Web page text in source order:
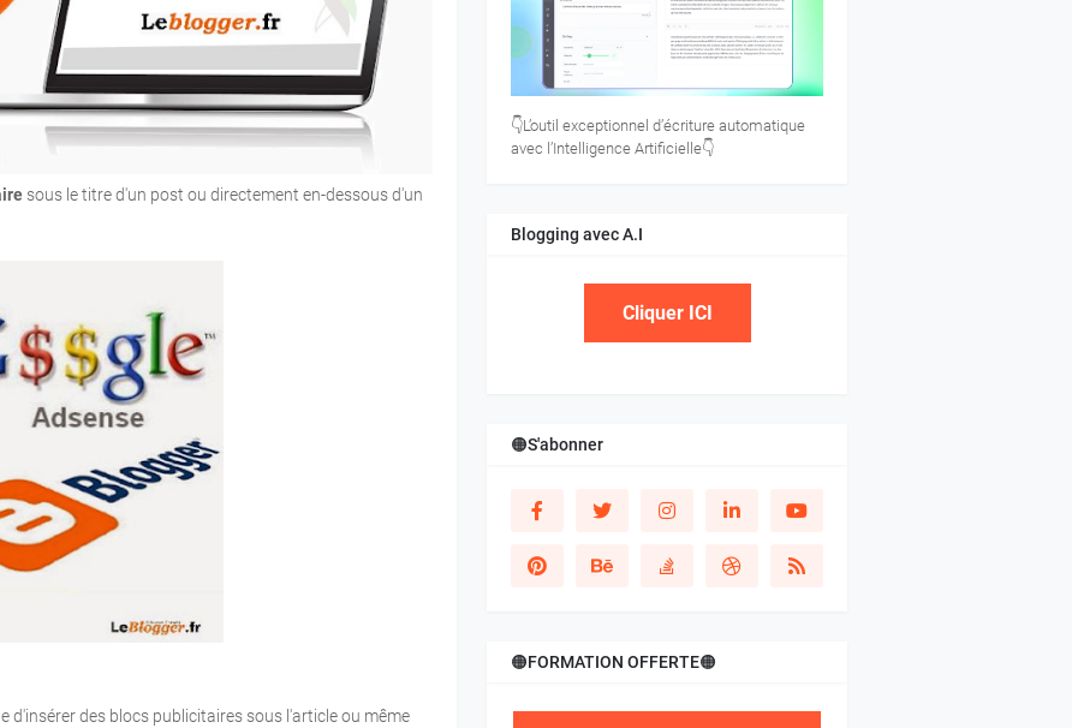
sous le titre d'un post ou directement en-dessous d'un
d'insérer des blocs publicitaires sous l'article ou même
👇L’outil exceptionnel d’écriture automatique
avec l’Intelligence Artificielle👇
Blogging avec A.I
Cliquer ICI
🟠S'abonner
🟠FORMATION OFFERTE🟠